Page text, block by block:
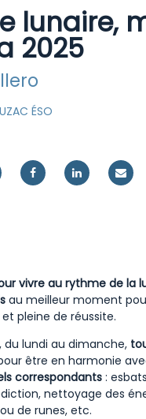
lunaire,
2025
ÉSO
vivre au rythme de la
au meilleur moment
pleine de réussite.
du lundi au dimanche,
être en harmonie
correspondants:
nettoyage des
de runes, etc.